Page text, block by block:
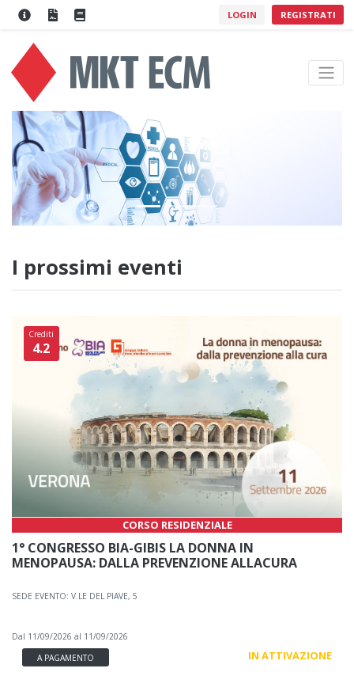
LOGIN REGISTRATI
I prossimi eventi
Crediti
4.2
CORSO RESIDENZIALE
1° CONGRESSO BIA-GIBIS LA DONNA IN
MENOPAUSA: DALLA PREVENZIONE ALLACURA
SEDE EVENTO: V.LE DEL PIAVE, 5
Dal 11/09/2026 al 11/09/2026
A PAGAMENTO
IN ATTIVAZIONE